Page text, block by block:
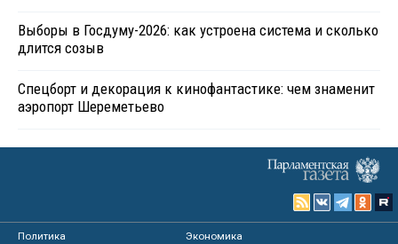
Выборы в Госдуму-2026: как устроена система и сколько
длится созыв
Спецборт и декорация к кинофантастике: чем знаменит
аэропорт Шереметьево
Политика
Экономика